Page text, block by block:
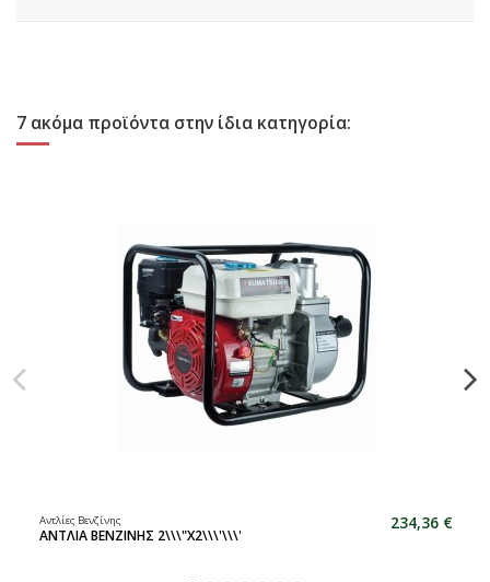
7 ακόμα προϊόντα στην ίδια κατηγορία:
Αντλίες Βενζίνης
ΑΝΤΛΙΑ ΒΕΝΖΙΝΗΣ 2\\\"Χ2\\\'\\\'
234,36 €